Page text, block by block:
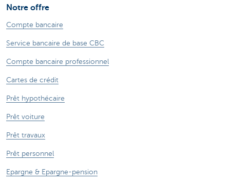
Notre offre
Compte bancaire
Service bancaire de base CBC
Compte bancaire professionnel
Cartes de crédit
Prêt hypothécaire
Prêt voiture
Prêt travaux
Prêt personnel
Epargne & Epargne-pension